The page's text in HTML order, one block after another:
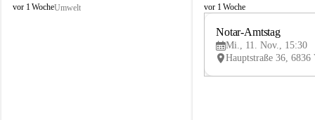
V
vor 1 WocheUmwelt
V
vor 1 Woche
Notar-Amtstag
Mi., 11. Nov., 15:30